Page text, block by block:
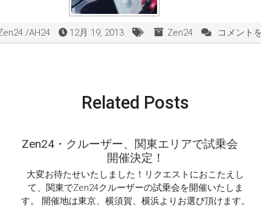
/AH24 12月 19, 2013 Zen24
Zen24、
ま
は
コメント
Related Posts
Zen24・クルーザー、関東エリアで試乗会
開催決定！
大変お待たせいたしました！リクエストにおこたえし
て、関東でZen24クルーザーの試乗会を開催いたしま
す。 開催地は東京、横須賀、横浜よりお選び頂けます。